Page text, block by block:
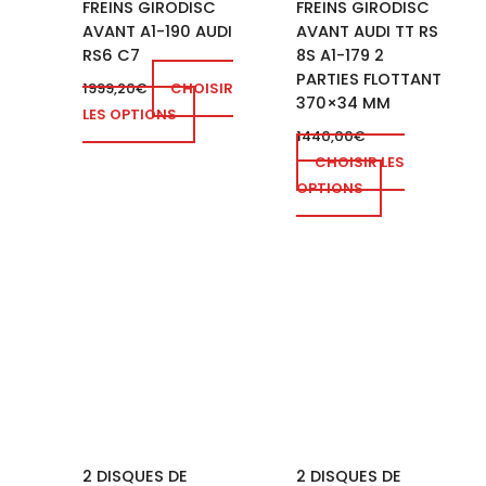
FREINS GIRODISC
AVANT A1-190 AUDI
RS6 C7
1999,20€
CHOISIR
LES OPTIONS
FREINS GIRODISC
AVANT AUDI TT RS
8S A1-179 2
PARTIES FLOTTANT
370×34 MM
1440,00€
CHOISIR LES
OPTIONS
2 DISQUES DE 2 DISQUES DE